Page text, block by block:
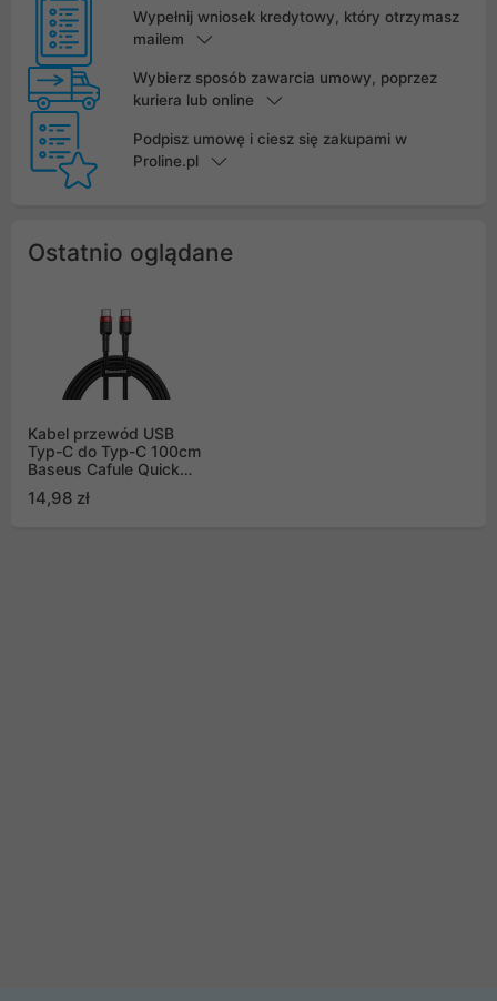
Wypełnij wniosek kredytowy, który otrzymasz
mailem
Wybierz sposób zawarcia umowy, poprzez
kuriera lub online
Podpisz umowę i ciesz się zakupami w
Proline.pl
Ostatnio oglądane
Kabel przewód USB
Typ-C do Typ-C 100cm
Baseus Cafule Quick
3A, PD 2.0 z obsługą
14,98 zł